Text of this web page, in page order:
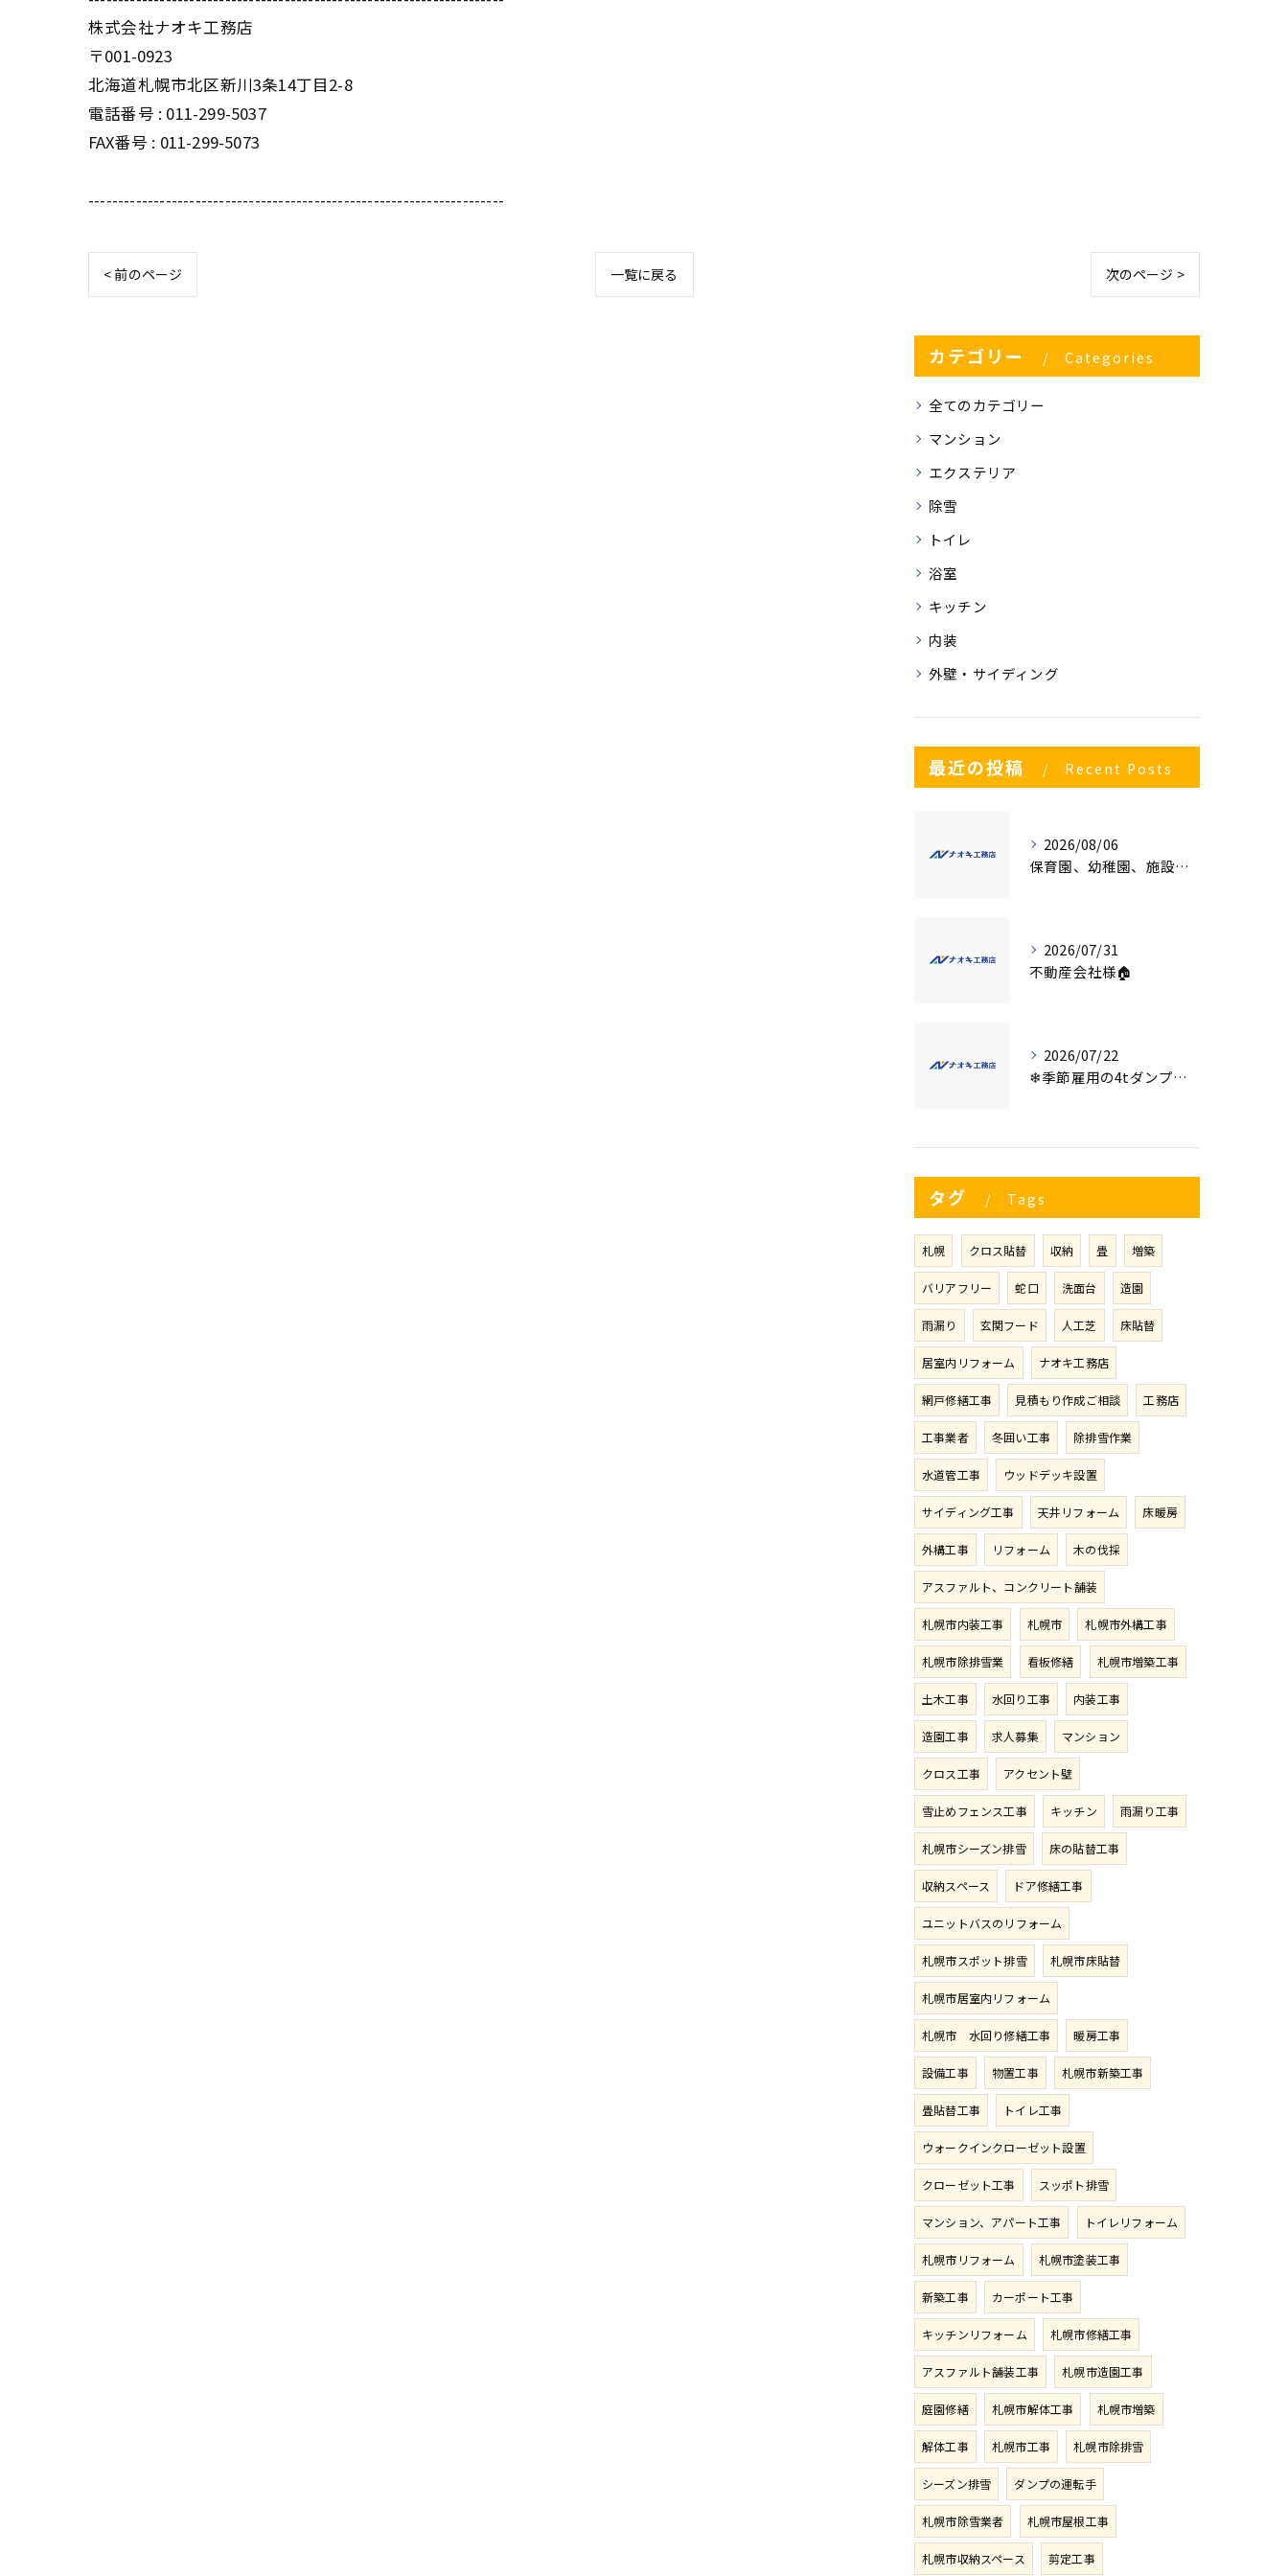
株式会社ナオキ工務店
〒001-0923
北海道札幌市北区新川3条14丁目2-8
電話番号 : 011-299-5037
FAX番号 : 011-299-5073
----------------------------------------------------------------------
< 前のページ 一覧に戻る 次のページ >
カテゴリー Categories
全てのカテゴリー
マンション
エクステリア
除雪
トイレ
浴室
キッチン
内装
外壁・サイディング
最近の投稿 Recent Posts
2026/08/06
保育園、幼稚園、施設様！！内装リフォームでお悩み事はございませんか？
2026/07/31
不動産会社様🏠
2026/07/22
❄季節雇用の4tダンプの運転手募集⛄
タグ Tags
札幌 クロス貼替 収納 畳 増築
バリアフリー 蛇口 洗面台 造園
雨漏り 玄関フード 人工芝 床貼替
居室内リフォーム ナオキ工務店
網戸修繕工事 見積もり作成ご相談 工務店
工事業者 冬囲い工事 除排雪作業
水道管工事 ウッドデッキ設置
サイディング工事 天井リフォーム 床暖房
外構工事 リフォーム 木の伐採
アスファルト、コンクリート舗装
札幌市内装工事 札幌市 札幌市外構工事
札幌市除排雪業 看板修繕 札幌市増築工事
土木工事 水回り工事 内装工事
造園工事 求人募集 マンション
クロス工事 アクセント壁
雪止めフェンス工事 キッチン 雨漏り工事
札幌市シーズン排雪 床の貼替工事
収納スペース ドア修繕工事
ユニットバスのリフォーム
札幌市スポット排雪 札幌市床貼替
札幌市居室内リフォーム
札幌市 水回り修繕工事 暖房工事
設備工事 物置工事 札幌市新築工事
畳貼替工事 トイレ工事
ウォークインクローゼット設置
クローゼット工事 スッポト排雪
マンション、アパート工事 トイレリフォーム
札幌市リフォーム 札幌市塗装工事
新築工事 カーポート工事
キッチンリフォーム 札幌市修繕工事
アスファルト舗装工事 札幌市造園工事
庭園修繕 札幌市解体工事 札幌市増築
解体工事 札幌市工事 札幌市除排雪
シーズン排雪 ダンプの運転手
札幌市除雪業者 札幌市屋根工事
札幌市収納スペース 剪定工事